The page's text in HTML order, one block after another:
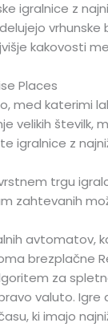
igralnice z
kakovosti
Places
med
velikih
igralnice z
trgu
zahtevanih
za
valuto.
ki imajo